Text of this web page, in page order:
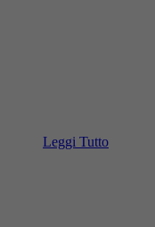
Leggi Tutto